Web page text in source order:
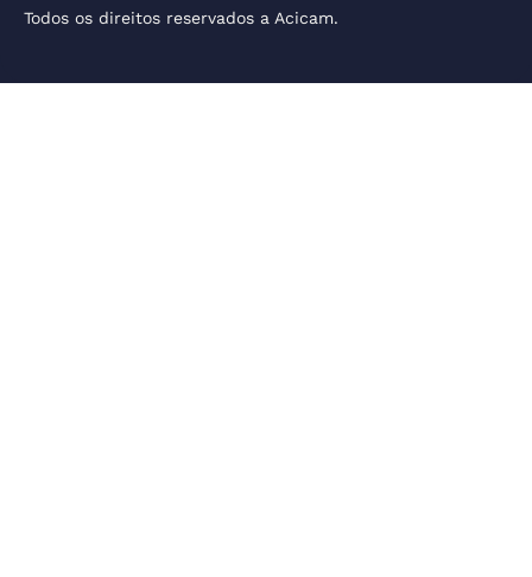
Todos os direitos reservados a Acicam.